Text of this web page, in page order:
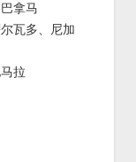
拿马
瓦多、尼加
拉